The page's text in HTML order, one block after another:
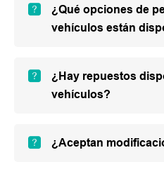
¿Qué opciones de
vehículos están
¿Hay repuestos
vehículos?
¿Aceptan